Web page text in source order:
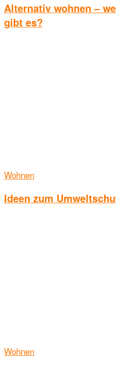
Alternativ wohnen –
gibt es?
Wohnen
Ideen zum
Wohnen